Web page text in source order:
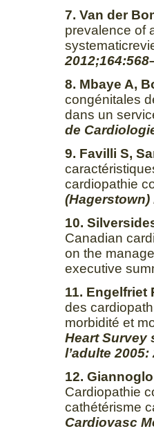
7. Van der
prevalence of
8. Mbaye A,
congénitales
dans un
de
9. Favilli S,
cardiopathie
(Hagerstown)
10.
Canadian
on the
executive
11. Engelfriet
des
morbidité et
Heart Survey
l’adulte 2005:
12.
Cardiopathie
cathétérisme
Cardiovasc